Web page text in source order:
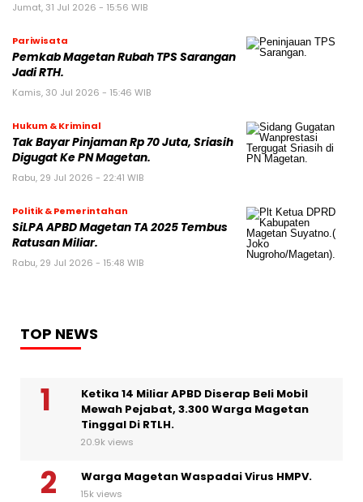
Jumat, 31 Jul 2026 - 15:56 WIB
Pariwisata
Pemkab Magetan Rubah TPS Sarangan
Jadi RTH.
Kamis, 30 Jul 2026 - 15:46 WIB
Hukum & Kriminal
Tak Bayar Pinjaman Rp 70 Juta, Sriasih
Digugat Ke PN Magetan.
Rabu, 29 Jul 2026 - 22:41 WIB
Politik & Pemerintahan
SiLPA APBD Magetan TA 2025 Tembus
Ratusan Miliar.
Rabu, 29 Jul 2026 - 15:48 WIB
TOP NEWS
Ketika 14 Miliar APBD Diserap Beli Mobil
Mewah Pejabat, 3.300 Warga Magetan
Tinggal Di RTLH.
20.9k views
Warga Magetan Waspadai Virus HMPV.
15k views